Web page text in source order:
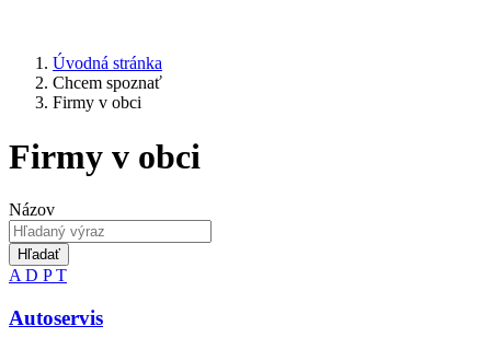
Úvodná stránka
Chcem spoznať
Firmy v obci
Firmy v obci
Názov
Hľadať
A D PT
Autoservis